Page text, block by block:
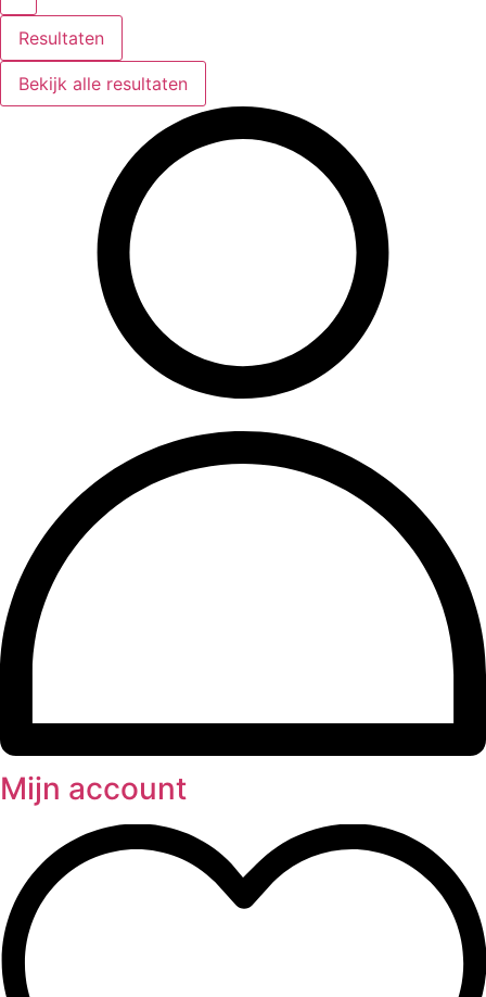
Resultaten
Bekijk alle resultaten
Mijn account